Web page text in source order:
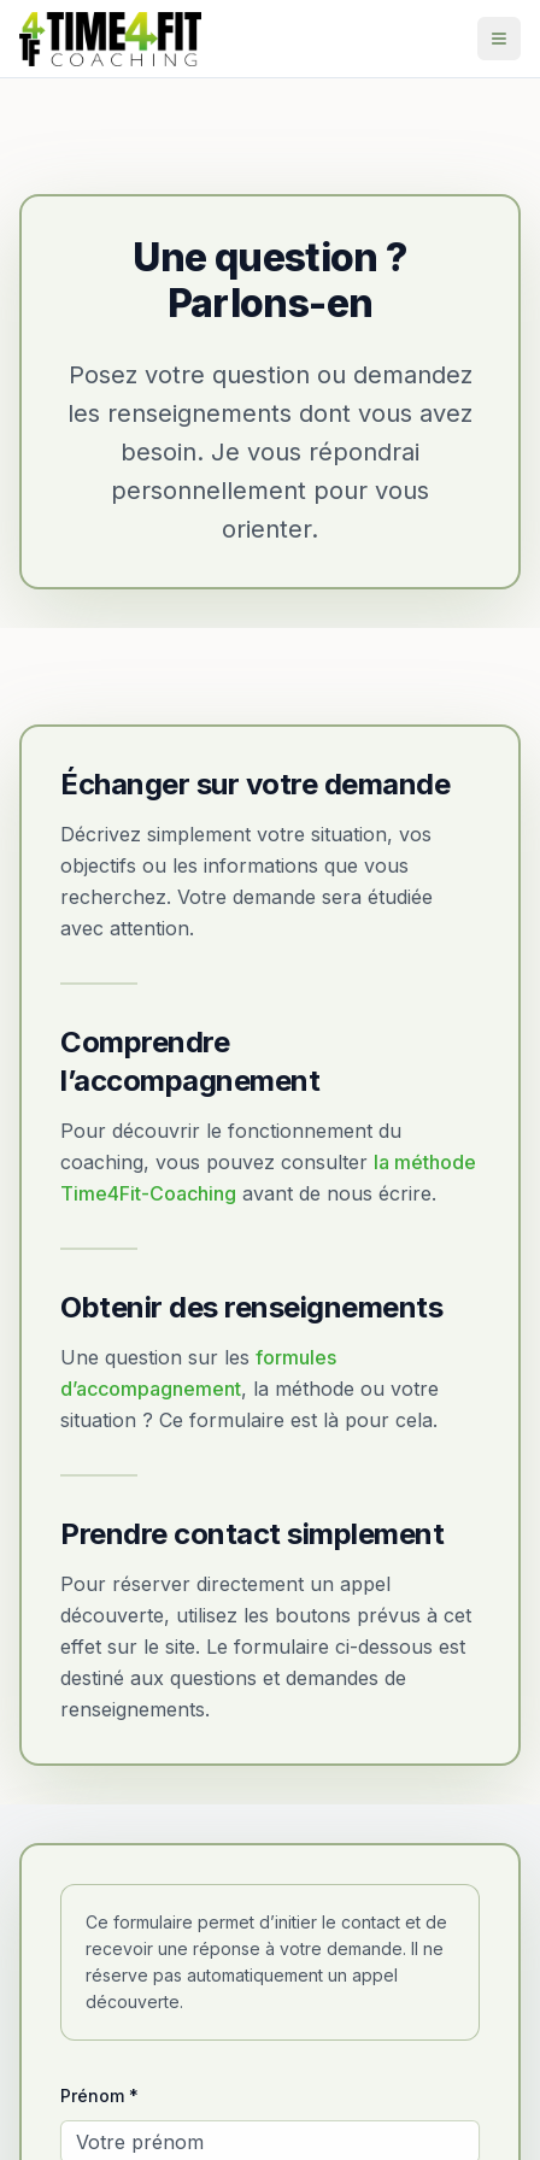
Aller au contenu principal
Une question ?
Parlons-en
Posez votre question ou demandez
les renseignements dont vous avez
besoin. Je vous répondrai
personnellement pour vous
orienter.
Échanger sur votre demande
Décrivez simplement votre situation, vos
objectifs ou les informations que vous
recherchez. Votre demande sera étudiée
avec attention.
Comprendre
l’accompagnement
Pour découvrir le fonctionnement du
coaching, vous pouvez consulter la méthode
Time4Fit-Coaching avant de nous écrire.
Obtenir des renseignements
Une question sur les formules
d’accompagnement, la méthode ou votre
situation ? Ce formulaire est là pour cela.
Prendre contact simplement
Pour réserver directement un appel
découverte, utilisez les boutons prévus à cet
effet sur le site. Le formulaire ci-dessous est
destiné aux questions et demandes de
renseignements.
Ce formulaire permet d’initier le contact et de
recevoir une réponse à votre demande. Il ne
réserve pas automatiquement un appel
découverte.
Prénom *